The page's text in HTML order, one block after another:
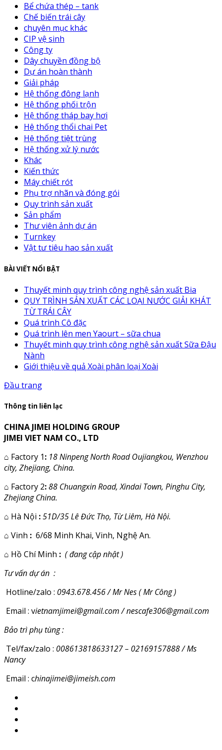
Bể chứa thép – tank
Chế biến trái cây
chuyên mục khác
CIP vệ sinh
Công ty
Dây chuyền đồng bộ
Dự án hoàn thành
Giải pháp
Hệ thống đông lạnh
Hệ thống phối trộn
Hệ thống tháp bay hơi
Hệ thống thổi chai Pet
Hệ thống tiệt trùng
Hệ thống xử lý nước
Khác
Kiến thức
Máy chiết rót
Phụ trợ nhãn và đóng gói
Quy trình sản xuất
Sản phẩm
Thư viên ảnh dự án
Turnkey
Vật tư tiêu hao sản xuất
BÀI VIẾT NỔI BẬT
Thuyết minh quy trình công nghệ sản xuất Bia
QUY TRÌNH SẢN XUẤT CÁC LOẠI NƯỚC GIẢI KHÁT
TỪ TRÁI CÂY
Quá trình Cô đặc
Quá trình lên men Yaourt – sữa chua
Thuyết minh quy trình công nghệ sản xuất Sữa Đậu
Nành
Giới thiệu về quả Xoài phân loại Xoài
Đầu trang
Thông tin liên lạc
CHINA JIMEI HOLDING GROUP
JIMEI VIET NAM CO., LTD
⌂ Factory 1: 18 Ninpeng North Road Oujiangkou, Wenzhou
city, Zhejiang, China.
⌂ Factory 2:88 Chuangxin Road, Xindai Town, Pinghu City,
Zhejiang China.
⌂ Hà Nội :51D/35 Lê Đức Thọ, Từ Liêm, Hà Nội.
⌂ Vinh : 6/68 Minh Khai, Vinh, Nghệ An.
⌂ Hồ Chí Minh : ( đang cập nhật )
Tư vấn dự án :
Hotline/zalo : 0943.678.456 / Mr Nes ( Mr Công )
Email : vietnamjimei@gmail.com / nescafe306@gmail.com
Bảo trì phụ tùng :
Tel/fax/zalo : 008613818633127 – 02169157888 / Ms
Nancy
Email : chinajimei@jimeish.com